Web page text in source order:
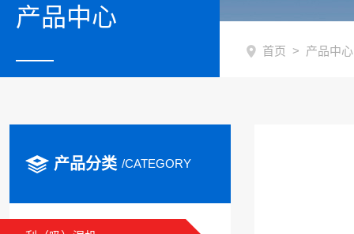
产品中心
首页 > 产品中心
产品分类 /CATEGORY